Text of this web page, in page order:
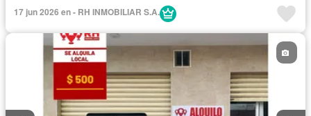
17 jun 2026 en - RH INMOBILIAR S.A.